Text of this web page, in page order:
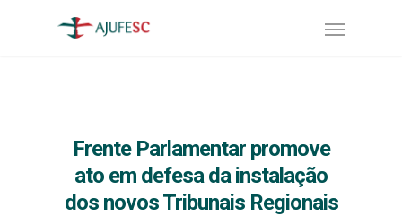
Frente Parlamentar promove
ato em defesa da instalação
dos novos Tribunais Regionais